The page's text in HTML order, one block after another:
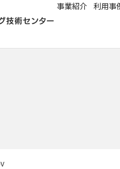
事業紹介 利用事